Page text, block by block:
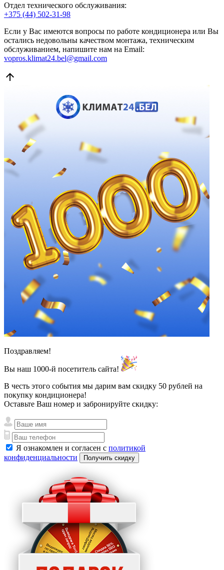
Отдел технического обслуживания:
+375 (44) 502-31-98
Если у Вас имеются вопросы по работе кондиционера или Вы
остались недовольны качеством монтажа, техническим
обслуживанием, напишите нам на Email:
vopros.klimat24.bel@gmail.com
arrow_upward
Поздравляем!
Вы наш 1000-й посетитель сайта!
В честь этого события мы дарим вам скидку 50 рублей на
покупку кондиционера!
Оставьте Ваш номер и забронируйте скидку:
Я ознакомлен и согласен с политикой
конфиденциальности
Получить скидку